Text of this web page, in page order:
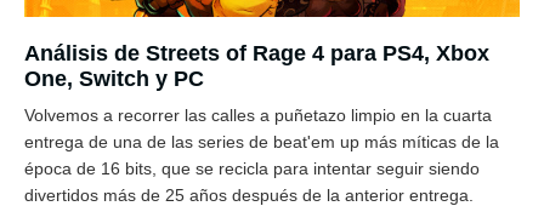
Análisis de Streets of Rage 4 para PS4, Xbox
One, Switch y PC
Volvemos a recorrer las calles a puñetazo limpio en la cuarta
entrega de una de las series de beat'em up más míticas de la
época de 16 bits, que se recicla para intentar seguir siendo
divertidos más de 25 años después de la anterior entrega.